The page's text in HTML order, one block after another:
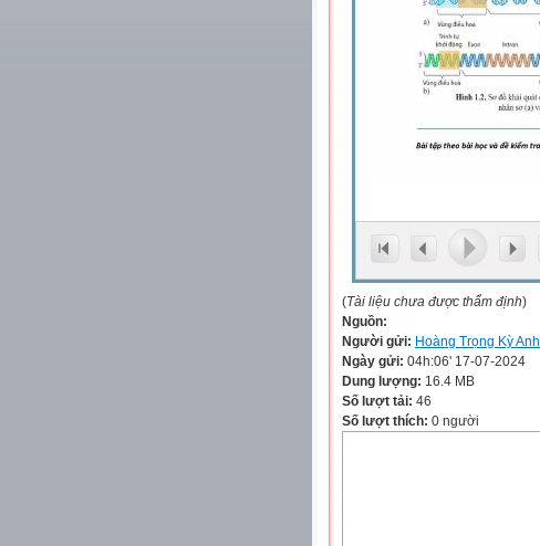
(Tài liệu chưa được thẩm định)
Nguồn:
Người gửi: Hoàng Trọng Kỳ Anh
Ngày gửi: 04h:06' 17-07-2024
Dung lượng: 16.4 MB
Số lượt tải: 46
Số lượt thích: 0 người